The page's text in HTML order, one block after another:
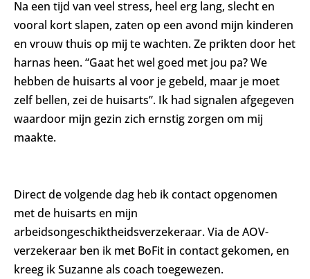
Na een tijd van veel stress, heel erg lang, slecht en
vooral kort slapen, zaten op een avond mijn kinderen
en vrouw thuis op mij te wachten. Ze prikten door het
harnas heen. “Gaat het wel goed met jou pa? We
hebben de huisarts al voor je gebeld, maar je moet
zelf bellen, zei de huisarts”. Ik had signalen afgegeven
waardoor mijn gezin zich ernstig zorgen om mij
maakte.
Direct de volgende dag heb ik contact opgenomen
met de huisarts en mijn
arbeidsongeschiktheidsverzekeraar. Via de AOV-
verzekeraar ben ik met BoFit in contact gekomen, en
kreeg ik Suzanne als coach toegewezen.